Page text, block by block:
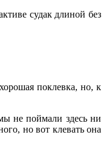
судак длиной без
поклевка, но, к
не поймали здесь ни
но вот клевать она